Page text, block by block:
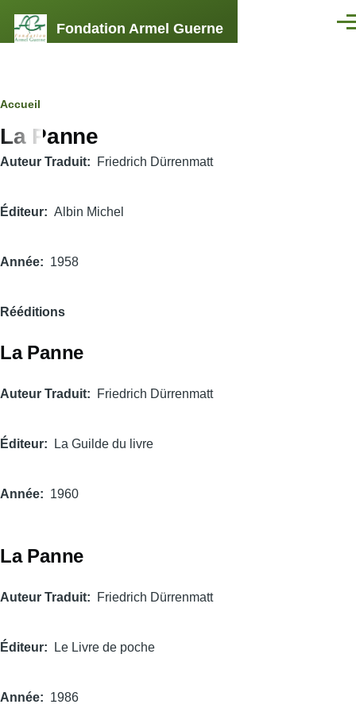
Fondation Armel Guerne
Fil
d'Ariane
Accueil
La Panne
Auteur Traduit Friedrich Dürrenmatt
Éditeur Albin Michel
Année 1958
Rééditions
La Panne
Auteur Traduit Friedrich Dürrenmatt
Éditeur La Guilde du livre
Année 1960
La Panne
Auteur Traduit Friedrich Dürrenmatt
Éditeur Le Livre de poche
Année 1986